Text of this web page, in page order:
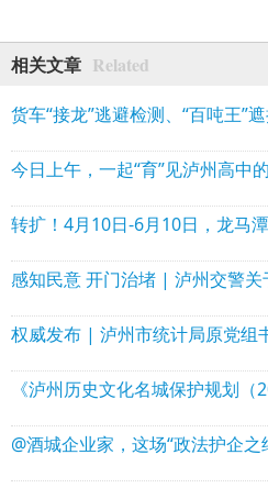
相关文章 Related
今日上午，一起“育”见泸州高中
@酒城企业家，这场“政法护企之